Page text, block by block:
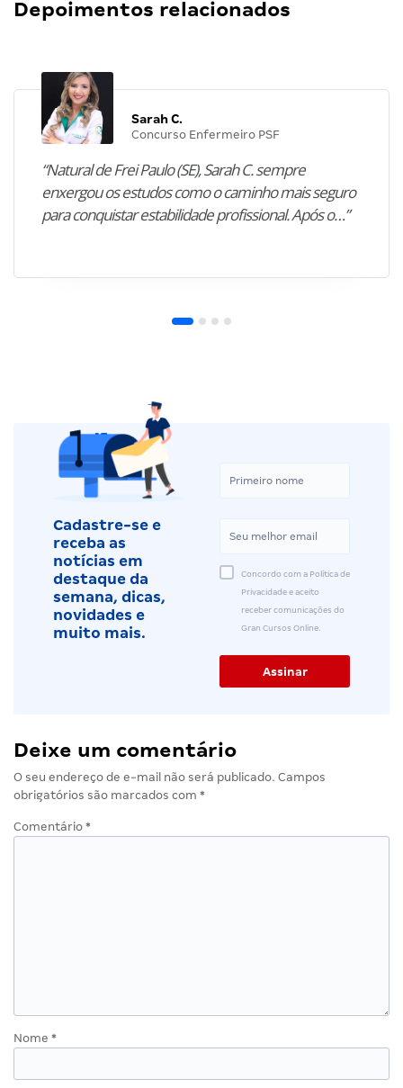
Depoimentos relacionados
Sarah C.
Concurso Enfermeiro PSF
“Natural de Frei Paulo (SE), Sarah C. sempre
enxergou os estudos como o caminho mais seguro
para conquistar estabilidade profissional. Após o…”
Cadastre-se e
receba as
notícias em
destaque da
semana, dicas,
novidades e
muito mais.
Concordo com a Política de
Privacidade e aceito
receber comunicações do
Gran Cursos Online.
Deixe um comentário
O seu endereço de e-mail não será publicado. Campos
obrigatórios são marcados com *
Comentário *
Nome *